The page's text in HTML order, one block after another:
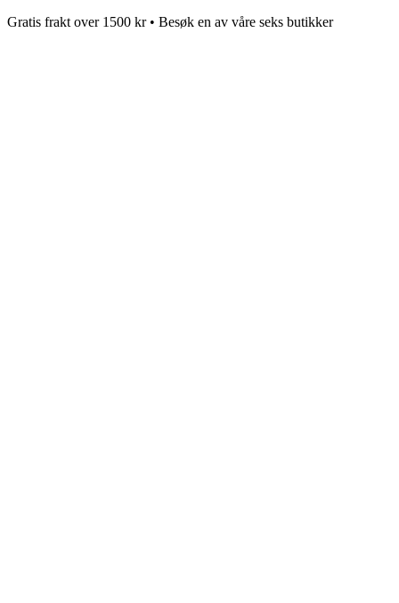
Gratis frakt over 1500 kr • Besøk en av våre seks butikker